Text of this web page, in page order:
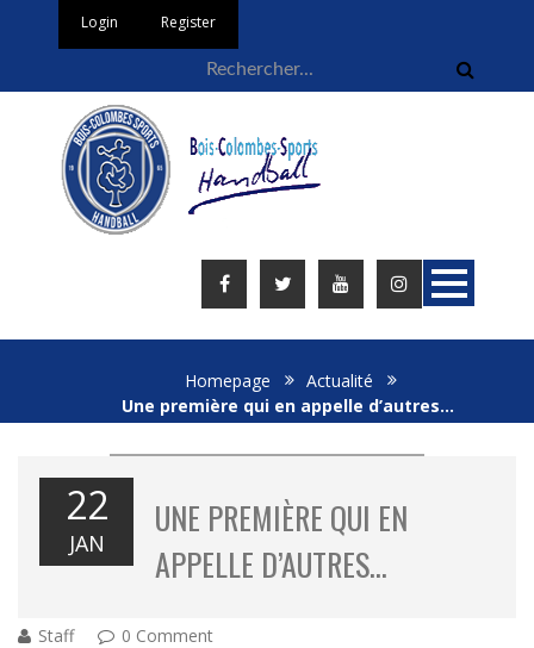
Login Register
Homepage
Actualité
Une première qui en appelle d’autres…
22
JAN
UNE PREMIÈRE QUI EN
APPELLE D’AUTRES…
Staff
0 Comment